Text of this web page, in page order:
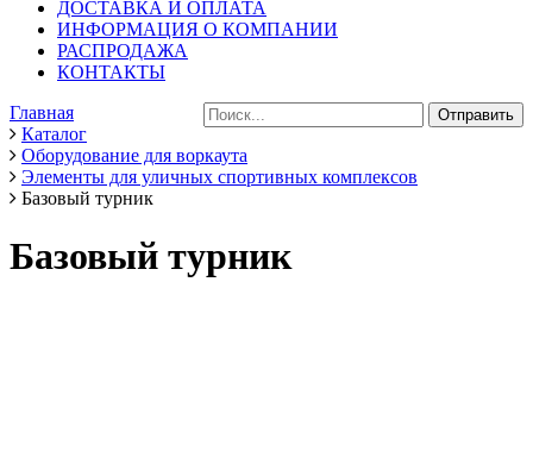
ДОСТАВКА И ОПЛАТА
ИНФОРМАЦИЯ О КОМПАНИИ
РАСПРОДАЖА
КОНТАКТЫ
Главная
Каталог
Оборудование для воркаута
Элементы для уличных спортивных комплексов
Базовый турник
Базовый турник